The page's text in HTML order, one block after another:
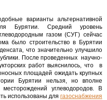
варианты альтернативной
Бурятии. Средний уровень
газом (СУГ) сейчас
было строительство в Бурятии
что значительно улучшило
После проведенных научно-
работ выяснилось, что в
площадей ожидать крупных
Бурятии нельзя, но вполне
углеводородов. В
использованы для газоснабжения